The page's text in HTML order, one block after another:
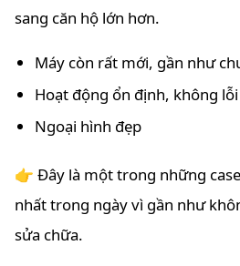
sang căn hộ lớn hơn.
Máy còn rất mới, gần như
Hoạt động ổn định, không lỗi
Ngoại hình đẹp
👉 Đây là một trong những
nhất trong ngày vì gần như
sửa chữa.